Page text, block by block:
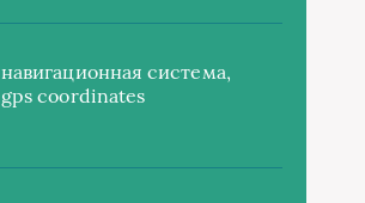
навигационная система,
gps coordinates